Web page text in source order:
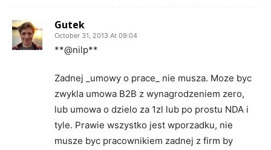
Gutek
October 31, 2013 At 09:04
**@nilp**
Zadnej _umowy o prace_ nie musza. Moze byc
zwykla umowa B2B z wynagrodzeniem zero,
lub umowa o dzielo za 1zl lub po prostu NDA i
tyle. Prawie wszystko jest wporzadku, nie
musze byc pracownikiem zadnej z firm by